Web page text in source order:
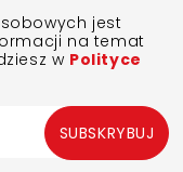
jest
na temat
w Polityce
SUBSKRYBUJ